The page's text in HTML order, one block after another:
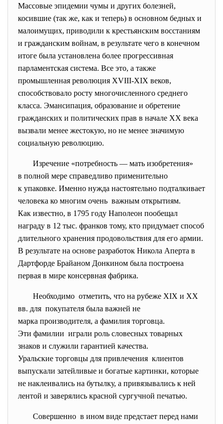
Массовые эпидемии чумы и других болезней,
косившие (так же, как и теперь) в основном бедных и
малоимущих, приводили к крестьянским восстаниям
и гражданским войнам, в результате чего в конечном
итоге была установлена более прогрессивная
парламентская система. Все это, а также
промышленная революция XVIII-XIX веков,
способствовало росту многочисленного среднего
класса. Эмансипация, образование и обретение
гражданских и политических прав в начале ХХ века
вызвали менее жестокую, но не менее значимую
социальную революцию.
Изречение «потребность — мать изобретения»
в полной мере справедливо применительно
к упаковке. Именно нужда настоятельно подталкивает
человека ко многим очень важным открытиям.
Как известно, в 1795 году Наполеон пообещал
награду в 12 тыс. франков тому, кто придумает способ
длительного хранения продовольствия для его армии.
В результате на основе разработок Никола Аперта в
Дартфорде Брайаном Донкином была построена
первая в мире консервная фабрика.
Необходимо отметить, что на рубеже XIX и XX
вв. для покупателя была важней не
марка производителя, а фамилия торговца.
Эти фамилии играли роль словесных товарных
знаков и служили гарантией качества.
Уральские торговцы для привлечения клиентов
выпускали затейливые и богатые картинки, которые
не наклеивались на бутылку, а привязывались к ней
лентой и заверялись красной сургучной печатью.
Совершенно в ином виде предстает перед нами